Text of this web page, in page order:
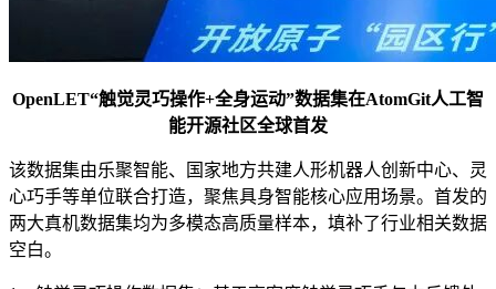
OpenLET“触觉灵巧操作+全身运动”数据集在AtomGit人工智
能开源社区全球首发
该数据集由乐聚智能、国家地方共建人形机器人创新中心、灵
心巧手等单位联合打造，聚焦具身智能核心应用场景。首发的
两大真机数据集均为多模态高质量样本，填补了行业相关数据
空白。